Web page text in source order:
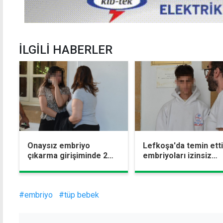
İLGİLİ HABERLER
Onaysız embriyo
çıkarma girişiminde 2
Lefkoşa'da temin
embriyoları izinsiz
çıkarmaya kalktı
#embriyo #tüp bebek